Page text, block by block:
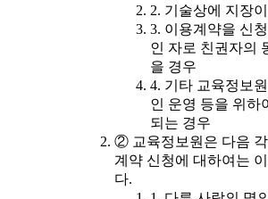
2. 기술상에 지장
3. 이용계약을 신
인 자로 친권자의
을 경우
4. 기타 교육정보
인 운영 등을 위하
되는 경우
② 교육정보원은 다음
계약 신청에 대하여는
다.